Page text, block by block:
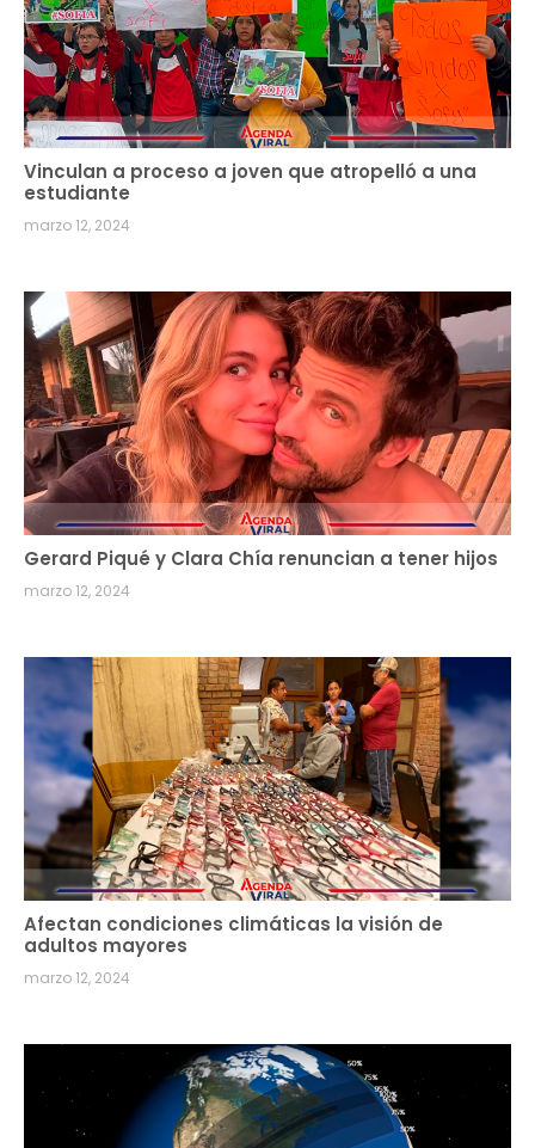
Vinculan a proceso a joven que atropelló a una
estudiante
marzo 12, 2024
Gerard Piqué y Clara Chía renuncian a tener hijos
marzo 12, 2024
Afectan condiciones climáticas la visión de
adultos mayores
marzo 12, 2024